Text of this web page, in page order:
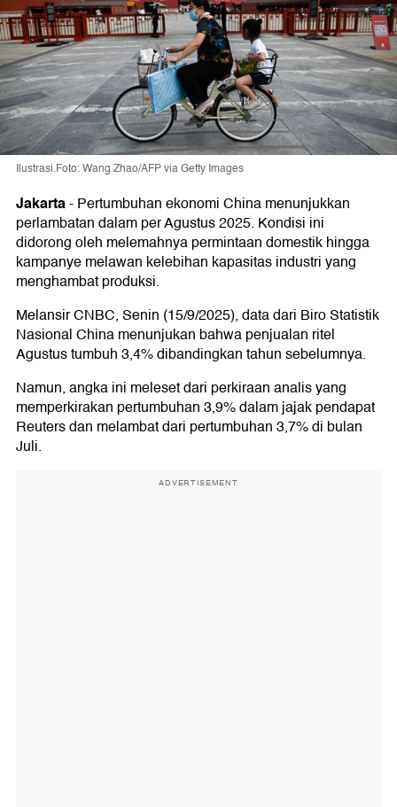
Ilustrasi.Foto: Wang Zhao/AFP via Getty Images
Jakarta-Pertumbuhan ekonomi China menunjukkan
perlambatan dalam per Agustus 2025. Kondisi ini
didorong oleh melemahnya permintaan domestik hingga
kampanye melawan kelebihan kapasitas industri yang
menghambat produksi.
Melansir CNBC, Senin (15/9/2025), data dari Biro Statistik
Nasional China menunjukan bahwa penjualan ritel
Agustus tumbuh 3,4% dibandingkan tahun sebelumnya.
Namun, angka ini meleset dari perkiraan analis yang
memperkirakan pertumbuhan 3,9% dalam jajak pendapat
Reuters dan melambat dari pertumbuhan 3,7% di bulan
Juli.
ADVERTISEMENT